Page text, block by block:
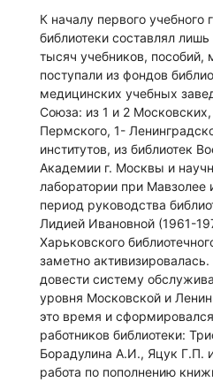
К началу первого
библиотеки составлял
тысяч учебников, пособий,
поступали из фондов
медицинских учебных
Союза: из 1 и 2
Пермского, 1-
институтов, из библиотек
Академии г. Москвы и
лаборатории при
период руководства
Лидией Ивановной (1961-
Харьковского
заметно
довести систему
уровня Московской и
это время и
работников библиотеки:
Борадулина А.И., Яцук Г.П.
работа по пополнению